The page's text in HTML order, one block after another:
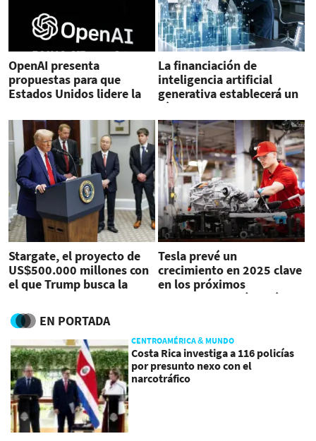
OpenAI presenta
propuestas para que
Estados Unidos lidere la
La financiación de
inteligencia artificial
generativa establecerá un
récord en 2024
Stargate, el proyecto de
US$500.000 millones con
el que Trump busca la
Tesla prevé un
crecimiento en 2025 clave
en los próximos
resultados, según análisis
EN PORTADA
CENTROAMÉRICA & MUNDO
Costa Rica investiga a 116 policías
por presunto nexo con el
narcotráfico